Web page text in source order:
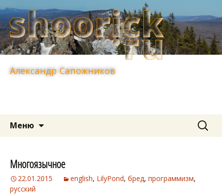
Александр Сапожников
Меню Найти:
Многоязычное
22.01.2015 english, LilyPond, бред, программизм,
русский